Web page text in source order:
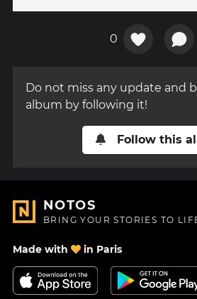
0
Do not miss any update and
album by following it!
Follow this
NOTOS
BRING YOUR STORIES TO
Made with in Paris